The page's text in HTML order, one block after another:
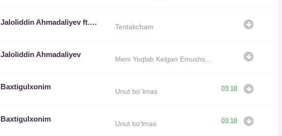
Jaloliddin Ahmadaliyev ft. Xamdam Sobirov
Tentakcham
Jaloliddin Ahmadaliyev
Meni Yoqlab Kelgan Emushsan
Baxtigulxonim
Unut bo`lmas 03:18
Baxtigulxonim
Unut bo‘lmas 03:18